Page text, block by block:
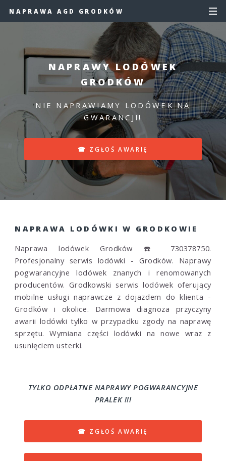
NAPRAWA AGD GRODKÓW
NAPRAWY LODÓWEK
GRODKÓW
NIE NAPRAWIAMY LODÓWEK NA
GWARANCJI!
☎ ZGŁOŚ AWARIĘ
NAPRAWA LODÓWKI W GRODKOWIE
Naprawa lodówek Grodków ☎️ 730378750.
Profesjonalny serwis lodówki - Grodków. Naprawy
pogwarancyjne lodówek znanych i renomowanych
producentów. Grodkowski serwis lodówek oferujący
mobilne usługi naprawcze z dojazdem do klienta -
Grodków i okolice. Darmowa diagnoza przyczyny
awarii lodówki tylko w przypadku zgody na naprawę
sprzętu. Wymiana części lodówki na nowe wraz z
usunięciem usterki.
TYLKO ODPŁATNE NAPRAWY POGWARANCYJNE
PRALEK !!!
☎ ZGŁOŚ AWARIĘ